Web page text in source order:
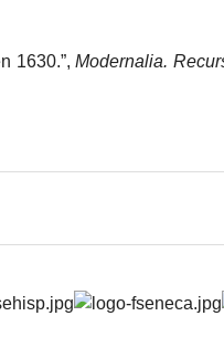
1630.”,Modernalia.